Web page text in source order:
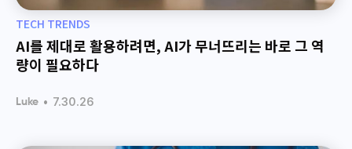
TECH TRENDS
AI를 제대로 활용하려면, AI가 무너뜨리는 바로 그 역
량이 필요하다
Luke • 7.30.26